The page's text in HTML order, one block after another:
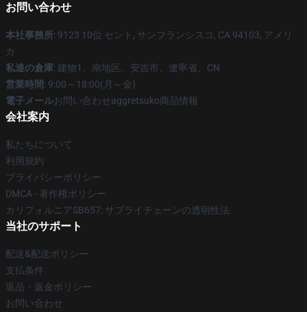
お問い合わせ
本社事務所: 9123 10位 セント, サンフランシスコ, CA 94103, アメリ
カ
私達の倉庫: 建物1、南地区、安吉市、遼寧省、CN
営業時間: 9:00～18:00(月～金)
電子メールお問い合わせaggretsuko商品情報
会社案内
私たちについて
利用規約
プライバシーポリシー
DMCA - 著作権ポリシー
カリフォルニアSB657: サプライチェーンの透明性法
当社のサポート
配送&配送ポリシー
支払条件
返品・返金ポリシー
お問い合わせ